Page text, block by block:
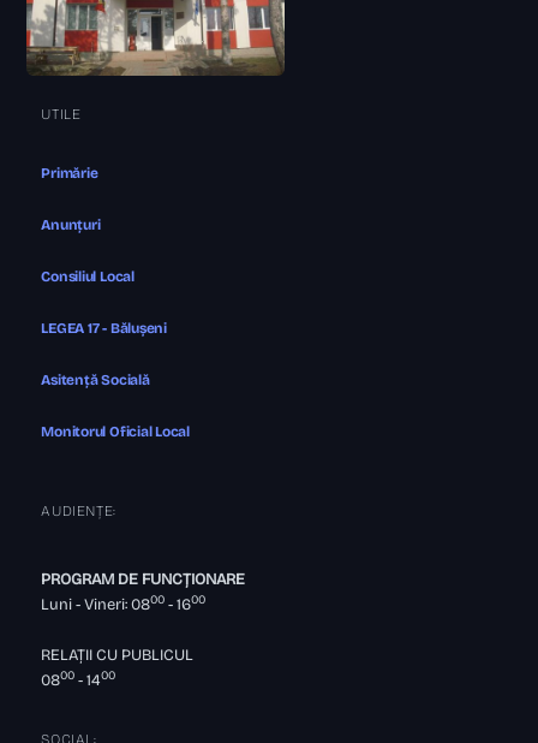
UTILE
Primărie
Anunțuri
Consiliul Local
LEGEA 17 - Bălușeni
Asitență Socială
Monitorul Oficial Local
AUDIENȚE:
PROGRAM DE FUNCȚIONARE
Luni - Vineri: 0800 - 1600
RELAȚII CU PUBLICUL
0800 - 1400